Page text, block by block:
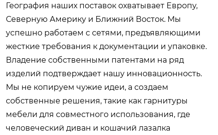
География наших поставок охватывает Европу,
Северную Америку и Ближний Восток. Мы
успешно работаем с сетями, предъявляющими
жесткие требования к документации и упаковке.
Владение собственными патентами на ряд
изделий подтверждает нашу инновационность.
Мы не копируем чужие идеи, а создаем
собственные решения, такие как гарнитуры
мебели для совместного использования, где
человеческий диван и кошачий лазалка